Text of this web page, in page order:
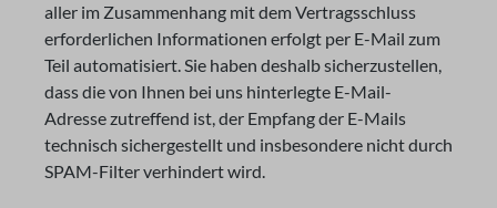
aller im Zusammenhang mit dem Vertragsschluss
erforderlichen Informationen erfolgt per E-Mail zum
Teil automatisiert. Sie haben deshalb sicherzustellen,
dass die von Ihnen bei uns hinterlegte E-Mail-
Adresse zutreffend ist, der Empfang der E-Mails
technisch sichergestellt und insbesondere nicht durch
SPAM-Filter verhindert wird.